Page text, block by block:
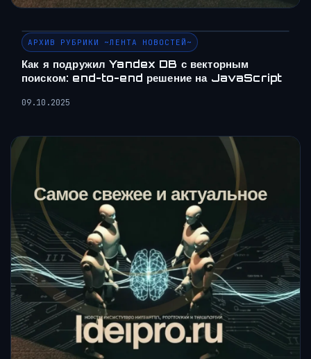
АРХИВ РУБРИКИ ~ЛЕНТА НОВОСТЕЙ~
Как я подружил Yandex DB с векторным
поиском: end-to-end решение на JavaScript
09.10.2025